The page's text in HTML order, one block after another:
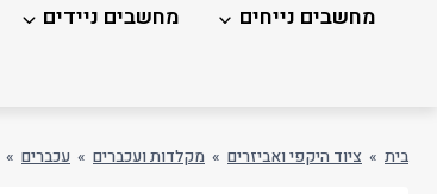
מחשבים נייחים מחשבים ניידים
בית » ציוד היקפי ואביזרים » מקלדות ועכברים » עכברים »